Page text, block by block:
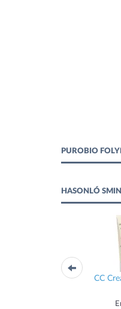
PUROBIO
HASONLÓ
CC